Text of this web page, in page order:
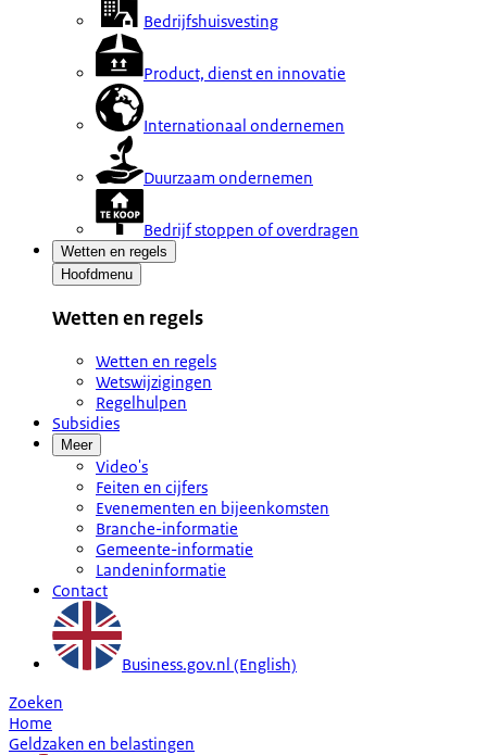
Bedrijfshuisvesting
Product, dienst en innovatie
Internationaal ondernemen
Duurzaam ondernemen
Bedrijf stoppen of overdragen
Wetten en regels
Hoofdmenu
Wetten en regels
Wetten en regels
Wetswijzigingen
Regelhulpen
Subsidies
Meer
Video's
Feiten en cijfers
Evenementen en bijeenkomsten
Branche-informatie
Gemeente-informatie
Landeninformatie
Contact
Business.gov.nl (English)
Zoeken
Home
Geldzaken en belastingen